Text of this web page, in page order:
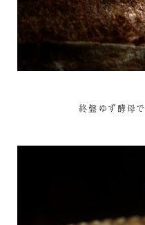
終盤ゆず酵母で